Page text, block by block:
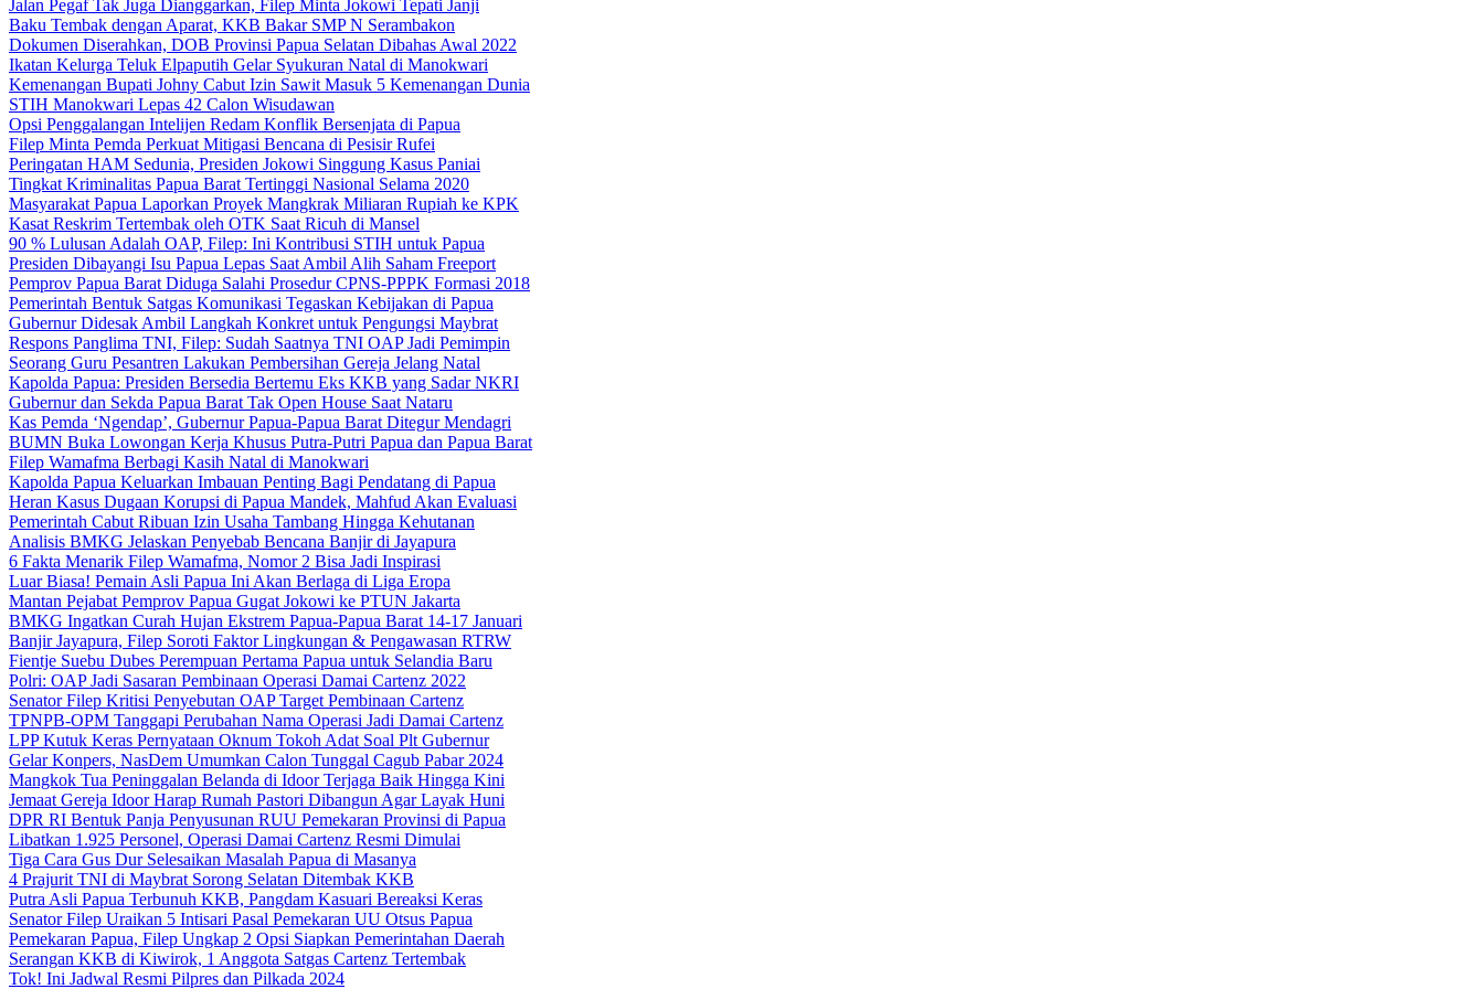
Jalan Pegaf Tak Juga Dianggarkan, Filep Minta Jokowi Tepati Janji
Baku Tembak dengan Aparat, KKB Bakar SMP N Serambakon
Dokumen Diserahkan, DOB Provinsi Papua Selatan Dibahas Awal 2022
Ikatan Kelurga Teluk Elpaputih Gelar Syukuran Natal di Manokwari
Kemenangan Bupati Johny Cabut Izin Sawit Masuk 5 Kemenangan Dunia
STIH Manokwari Lepas 42 Calon Wisudawan
Opsi Penggalangan Intelijen Redam Konflik Bersenjata di Papua
Filep Minta Pemda Perkuat Mitigasi Bencana di Pesisir Rufei
Peringatan HAM Sedunia, Presiden Jokowi Singgung Kasus Paniai
Tingkat Kriminalitas Papua Barat Tertinggi Nasional Selama 2020
Masyarakat Papua Laporkan Proyek Mangkrak Miliaran Rupiah ke KPK
Kasat Reskrim Tertembak oleh OTK Saat Ricuh di Mansel
90 % Lulusan Adalah OAP, Filep: Ini Kontribusi STIH untuk Papua
Presiden Dibayangi Isu Papua Lepas Saat Ambil Alih Saham Freeport
Pemprov Papua Barat Diduga Salahi Prosedur CPNS-PPPK Formasi 2018
Pemerintah Bentuk Satgas Komunikasi Tegaskan Kebijakan di Papua
Gubernur Didesak Ambil Langkah Konkret untuk Pengungsi Maybrat
Respons Panglima TNI, Filep: Sudah Saatnya TNI OAP Jadi Pemimpin
Seorang Guru Pesantren Lakukan Pembersihan Gereja Jelang Natal
Kapolda Papua: Presiden Bersedia Bertemu Eks KKB yang Sadar NKRI
Gubernur dan Sekda Papua Barat Tak Open House Saat Nataru
Kas Pemda ‘Ngendap’, Gubernur Papua-Papua Barat Ditegur Mendagri
BUMN Buka Lowongan Kerja Khusus Putra-Putri Papua dan Papua Barat
Filep Wamafma Berbagi Kasih Natal di Manokwari
Kapolda Papua Keluarkan Imbauan Penting Bagi Pendatang di Papua
Heran Kasus Dugaan Korupsi di Papua Mandek, Mahfud Akan Evaluasi
Pemerintah Cabut Ribuan Izin Usaha Tambang Hingga Kehutanan
Analisis BMKG Jelaskan Penyebab Bencana Banjir di Jayapura
6 Fakta Menarik Filep Wamafma, Nomor 2 Bisa Jadi Inspirasi
Luar Biasa! Pemain Asli Papua Ini Akan Berlaga di Liga Eropa
Mantan Pejabat Pemprov Papua Gugat Jokowi ke PTUN Jakarta
BMKG Ingatkan Curah Hujan Ekstrem Papua-Papua Barat 14-17 Januari
Banjir Jayapura, Filep Soroti Faktor Lingkungan & Pengawasan RTRW
Fientje Suebu Dubes Perempuan Pertama Papua untuk Selandia Baru
Polri: OAP Jadi Sasaran Pembinaan Operasi Damai Cartenz 2022
Senator Filep Kritisi Penyebutan OAP Target Pembinaan Cartenz
TPNPB-OPM Tanggapi Perubahan Nama Operasi Jadi Damai Cartenz
LPP Kutuk Keras Pernyataan Oknum Tokoh Adat Soal Plt Gubernur
Gelar Konpers, NasDem Umumkan Calon Tunggal Cagub Pabar 2024
Mangkok Tua Peninggalan Belanda di Idoor Terjaga Baik Hingga Kini
Jemaat Gereja Idoor Harap Rumah Pastori Dibangun Agar Layak Huni
DPR RI Bentuk Panja Penyusunan RUU Pemekaran Provinsi di Papua
Libatkan 1.925 Personel, Operasi Damai Cartenz Resmi Dimulai
Tiga Cara Gus Dur Selesaikan Masalah Papua di Masanya
4 Prajurit TNI di Maybrat Sorong Selatan Ditembak KKB
Putra Asli Papua Terbunuh KKB, Pangdam Kasuari Bereaksi Keras
Senator Filep Uraikan 5 Intisari Pasal Pemekaran UU Otsus Papua
Pemekaran Papua, Filep Ungkap 2 Opsi Siapkan Pemerintahan Daerah
Serangan KKB di Kiwirok, 1 Anggota Satgas Cartenz Tertembak
Tok! Ini Jadwal Resmi Pilpres dan Pilkada 2024